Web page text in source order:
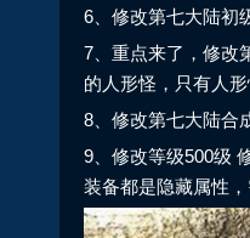
6、修改第七大陆初
7、重点来了，修改
的人形怪，只有人形
8、修改第七大陆合
9、修改等级500级
装备都是隐藏属性，